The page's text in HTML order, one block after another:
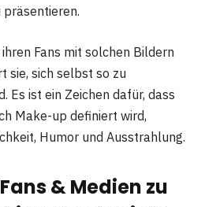
Fans mit solchen Bildern
sie, sich selbst so zu
Es ist ein Zeichen dafür, dass
Make-up definiert wird,
Humor und Ausstrahlung.
& Medien zu